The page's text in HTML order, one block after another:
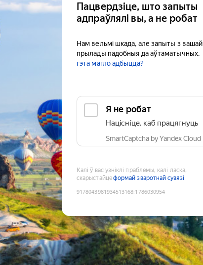
Пацвердзіце, што запыты
адпраўлялі вы, а не робат
Нам вельмі шкада, але запыты з вашай
прылады падобныя да аўтаматычных.
гэта магло адбыцца?
Я не робат
Націсніце, каб працягнуць
SmartCaptcha by Yandex Cloud
Калі ў вас узніклі праблемы, калі ласка,
скарыстайцеформай зваротнай сувязі
9178043981934513168:1786030954